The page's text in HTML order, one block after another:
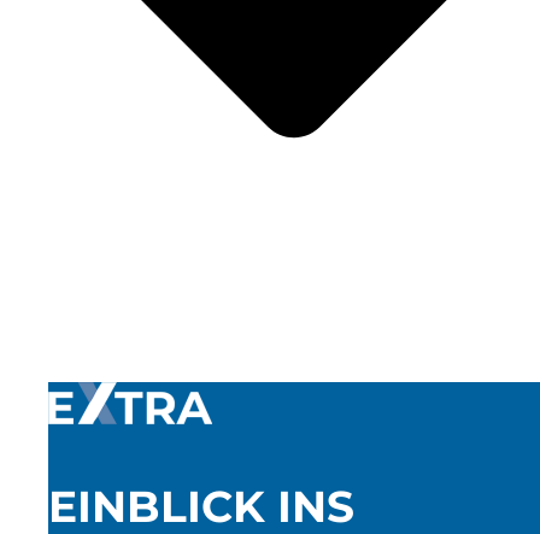
EINBLICK INS